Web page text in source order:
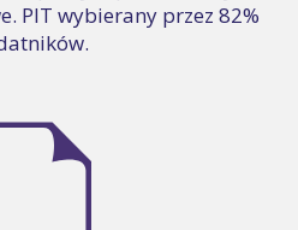
PIT wybierany przez 82%